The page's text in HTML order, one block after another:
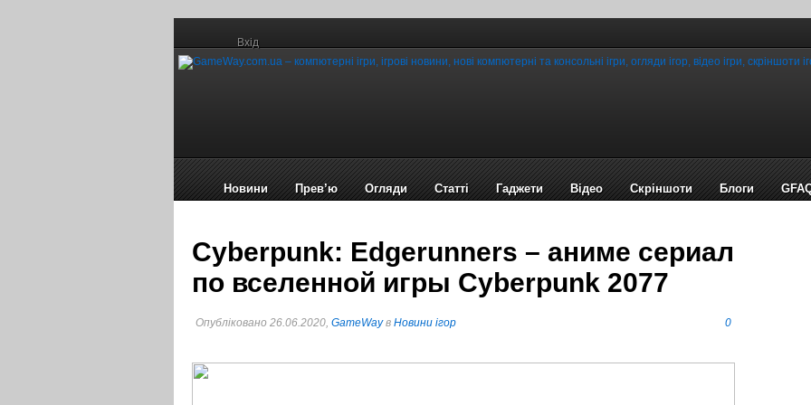
Вхід
Новини Прев’ю Огляди Статті Гаджети Відео Cкріншоти Блоги
Сyberpunk: Edgerunners – аниме сериал
по вселенной игры Cyberpunk 2077
Опубліковано 26.06.2020, GameWayв Новини ігор 0